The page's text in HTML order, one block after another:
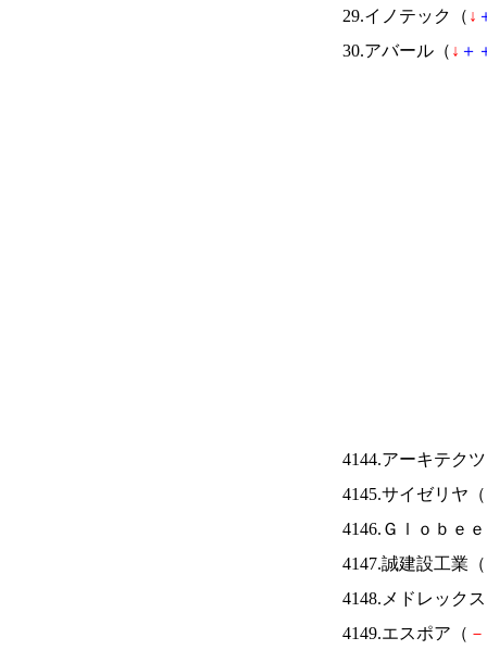
29.イノテック（ ↓
30.アバール（ ↓ ＋
4144.アーキテク
4145.サイゼリヤ（
4146.Ｇｌｏｂｅ
4147.誠建設工業（
4148.メドレック
4149.エスポア（ －